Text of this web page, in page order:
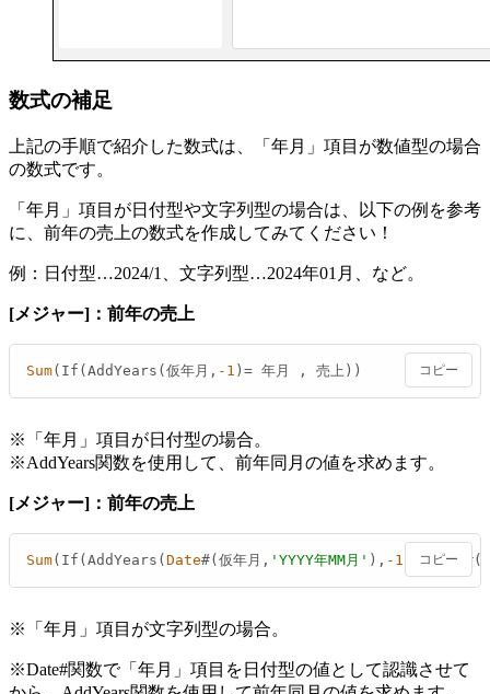
数式の補足
上記の手順で紹介した数式は、「年月」項目が数値型の場合
の数式です。
「年月」項目が日付型や文字列型の場合は、以下の例を参考
に、前年の売上の数式を作成してみてください！
例：日付型…2024/1、文字列型…2024年01月、など。
[メジャー]：前年の売上
Sum(If(AddYears(仮年月, -1 ) = 年月 , 売上)) コピー
※「年月」項目が日付型の場合。
※AddYears関数を使用して、前年同月の値を求めます。
[メジャー]：前年の売上
Sum(If(AddYears(Date#(仮年月, 'YYYY年MM月' ), -1 = Date #(
コピー
※「年月」項目が文字列型の場合。
※Date#関数で「年月」項目を日付型の値として認識させて